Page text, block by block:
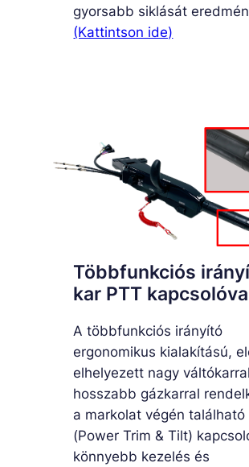
gyorsabb siklását
(Kattintson ide)
Többfunkciós
kar PTT
A többfunkciós irányító
ergonomikus kialakítású,
elhelyezett nagy
hosszabb gázkarral
a markolat végén található
(Power Trim & Tilt)
könnyebb kezelés és